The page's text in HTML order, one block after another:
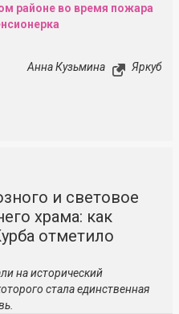
районе во время пожара
Анна Кузьмина Яркуб
и световое
храма: как
отметило
на исторический
стала единственная